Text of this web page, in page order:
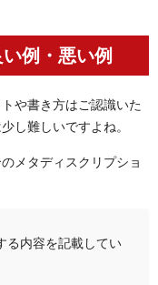
例・悪い例
や書き方はご認識いた
し難しいですよね。
メタディスクリプショ
る内容を記載してい